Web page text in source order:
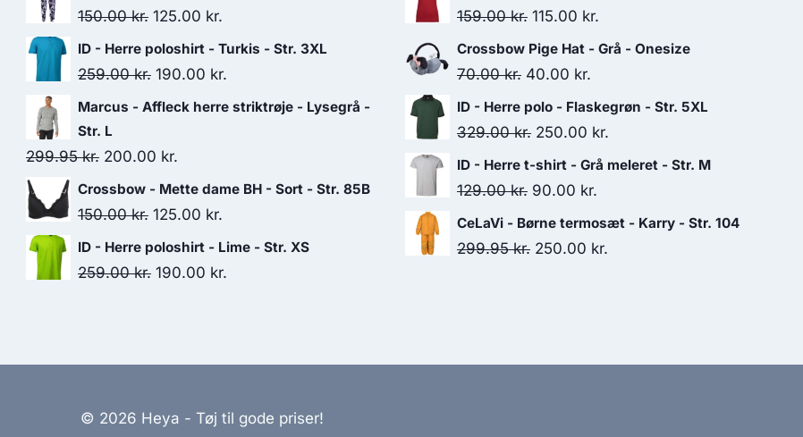
150.00kr. Original
price
was:
125.00 kr.
price
is:
ID - Herre poloshirt - Turkis - Str. 3XL
259.00kr. Original
price
259.00 kr..
190.00 kr.
price
Marcus - Affleck herre striktrøje - Lysegrå -
Str. L
299.95kr. Original
price
was:
200.00 kr.
price
is:
Crossbow - Mette dame BH - Sort - Str. 85B
150.00kr. Original
price
was:
125.00 kr.
price
is:
ID - Herre poloshirt - Lime - Str. XS
259.00kr. Original
190.00 kr.
159.00kr. Original
price
was:
115.00 kr.
price
Crossbow Pige Hat - Grå - Onesize
70.00kr. Original
price
was:
40.00 kr.
price
is:
40.00 kr..
ID - Herre polo - Flaskegrøn - Str. 5XL
329.00kr. Original
price
was:
250.00 kr.
price
ID - Herre t-shirt - Grå meleret - Str. M
129.00kr. Original
price
was:
90.00 kr.
price
is:
CeLaVi - Børne termosæt - Karry - Str. 104
299.95kr. Original
250.00 kr.
© 2026 Heya - Tøj til gode priser!